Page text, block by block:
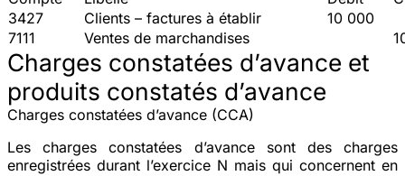
3427
Clients – factures à établir
10 000
7111
Ventes de marchandises
Charges constatées d’avance et
produits constatés d’avance
Charges constatées d’avance (CCA)
Les charges constatées d’avance sont des charges
enregistrées durant l’exercice N mais qui concernent en